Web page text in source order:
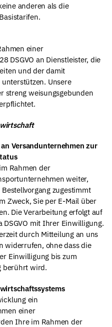
anderen als die
einer
DSGVO an Dienstleister, die
und der damit
Unsere
streng weisungsgebunden
Versandunternehmen zur
Rahmen der
weiter,
zugestimmt
Zweck, Sie per E-Mail über
Die Verarbeitung erfolgt auf
DSGVO mit Ihrer Einwilligung.
durch Mitteilung an uns
widerrufen, ohne dass die
Einwilligung bis zum
berührt wird.
ein
einer
Ihre im Rahmen der